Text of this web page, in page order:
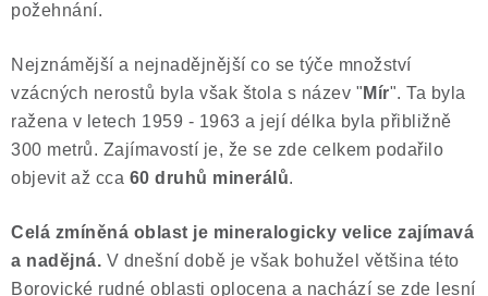
požehnání.
Nejznámější a nejnadějnější co se týče množství
vzácných nerostů byla však štola s název " Mír". Ta byla
ražena v letech 1959 - 1963 a její délka byla přibližně
300 metrů. Zajímavostí je, že se zde celkem podařilo
objevit až cca 60 druhů minerálů.
Celá zmíněná oblast je mineralogicky velice zajímavá
a nadějná. V dnešní době je však bohužel většina této
Borovické rudné oblasti oplocena a nachází se zde lesní